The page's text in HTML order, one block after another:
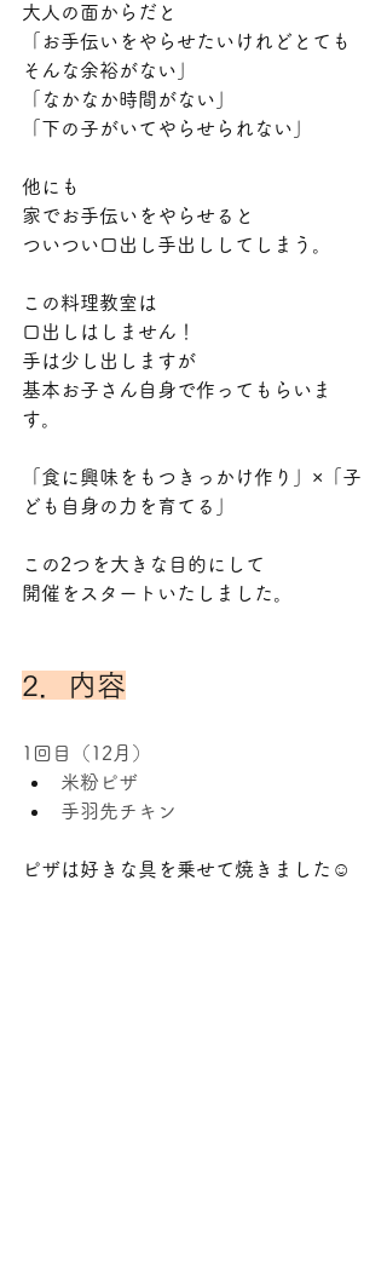
大人の面からだと
「お手伝いをやらせたいけれどとても
そんな余裕がない」
「なかなか時間がない」
「下の子がいてやらせられない」
他にも
家でお手伝いをやらせると
ついつい口出し手出ししてしまう。
この料理教室は
口出しはしません！
手は少し出しますが
基本お子さん自身で作ってもらいま
す。
「食に興味をもつきっかけ作り」×「子
ども自身の力を育てる」
この2つを大きな目的にして
開催をスタートいたしました。
2．内容
1回目（12月）
米粉ピザ
手羽先チキン
ピザは好きな具を乗せて焼きました☺